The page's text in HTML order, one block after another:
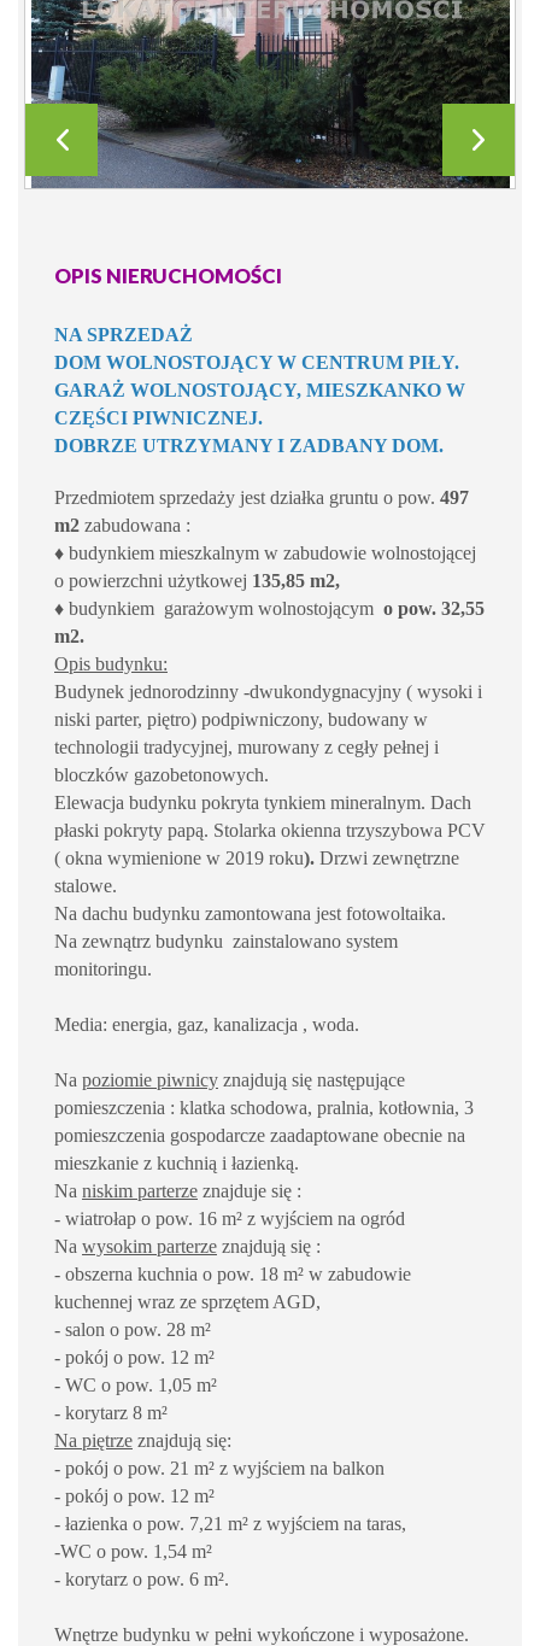
OPIS NIERUCHOMOŚCI
NA SPRZEDAŻ
DOM WOLNOSTOJĄCY W CENTRUM PIŁY.
GARAŻ WOLNOSTOJĄCY, MIESZKANKO W
CZĘŚCI PIWNICZNEJ.
DOBRZE UTRZYMANY I ZADBANY DOM.
Przedmiotem sprzedaży jest działka gruntu o pow. 497
m2 zabudowana :
♦ budynkiem mieszkalnym w zabudowie wolnostojącej
o powierzchni użytkowej 135,85 m2,
♦ budynkiem garażowym wolnostojącym o pow. 32,55
m2.
Opis budynku:
Budynek jednorodzinny -dwukondygnacyjny ( wysoki i
niski parter, piętro) podpiwniczony, budowany w
technologii tradycyjnej, murowany z cegły pełnej i
bloczków gazobetonowych.
Elewacja budynku pokryta tynkiem mineralnym. Dach
płaski pokryty papą. Stolarka okienna trzyszybowa PCV
( okna wymienione w 2019 roku). Drzwi zewnętrzne
stalowe.
Na dachu budynku zamontowana jest fotowoltaika.
Na zewnątrz budynku zainstalowano system
monitoringu.
Media: energia, gaz, kanalizacja , woda.
Na poziomie piwnicy znajdują się następujące
pomieszczenia : klatka schodowa, pralnia, kotłownia, 3
pomieszczenia gospodarcze zaadaptowane obecnie na
mieszkanie z kuchnią i łazienką.
Na niskim parterze znajduje się :
- wiatrołap o pow. 16 m² z wyjściem na ogród
Na wysokim parterze znajdują się :
- obszerna kuchnia o pow. 18 m² w zabudowie
kuchennej wraz ze sprzętem AGD,
- salon o pow. 28 m²
- pokój o pow. 12 m²
- WC o pow. 1,05 m²
- korytarz 8 m²
Na piętrze znajdują się:
- pokój o pow. 21 m² z wyjściem na balkon
- pokój o pow. 12 m²
- łazienka o pow. 7,21 m² z wyjściem na taras,
-WC o pow. 1,54 m²
- korytarz o pow. 6 m².
Wnętrze budynku w pełni wykończone i wyposażone.